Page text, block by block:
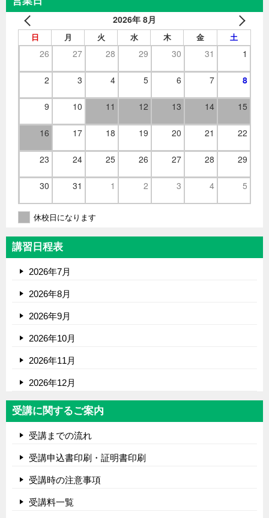
2026年 8月
日 月 火 水 木 金 土
26 27 28 29 30 31 1
2 3 4 5 6 7 8
9 10 11 12 13 14 15
16 17 18 19 20 21 22
23 24 25 26 27 28 29
30 31 1 2 3 4 5
休校日になります
講習日程表
2026年7月
2026年8月
2026年9月
2026年10月
2026年11月
2026年12月
受講に関するご案内
受講までの流れ
受講申込書印刷・証明書印刷
受講時の注意事項
受講料一覧